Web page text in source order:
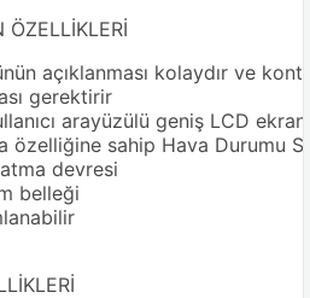
ÖZELLİKLERİ
açıklanması kolaydır ve
gerektirir
arayüzülü geniş LCD ekran
özelliğine sahip Hava Durumu
devresi
belleği